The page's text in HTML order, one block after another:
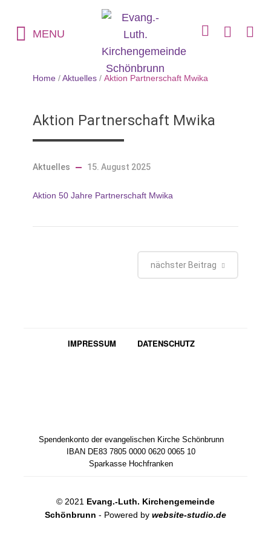
MENU
Home / Aktuelles /Aktion Partnerschaft Mwika
Aktion Partnerschaft Mwika
Aktuelles 15. August 2025
Aktion 50 Jahre Partnerschaft Mwika
nächster Beitrag
IMPRESSUM DATENSCHUTZ
Spendenkonto der evangelischen Kirche Schönbrunn
IBAN DE83 7805 0000 0620 0065 10
Sparkasse Hochfranken
© 2021 Evang.-Luth. Kirchengemeinde
Schönbrunn - Powered by website-studio.de